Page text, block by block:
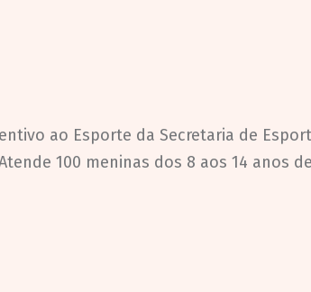
ao Esporte da Secretaria de
100 meninas dos 8 aos 14 anos